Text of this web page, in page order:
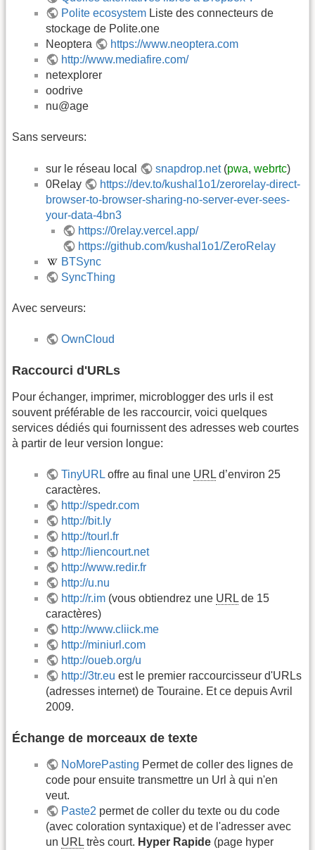
Polite ecosystem Liste des connecteurs de
stockage de Polite.one
Neoptera
https://www.neoptera.com
http://www.mediafire.com/
netexplorer
oodrive
nu@age
Sans serveurs:
sur le réseau local snapdrop.net(pwa,webrtc)
0Relay
https://dev.to/kushal1o1/zerorelay-direct-
browser-to-browser-sharing-no-server-ever-sees-
your-data-4bn3
https://0relay.vercel.app/
https://github.com/kushal1o1/ZeroRelay
BTSync
SyncThing
Avec serveurs:
OwnCloud
Raccourci d'URLs
Pour échanger, imprimer, microblogger des urls il est
souvent préférable de les raccourcir, voici quelques
services dédiés qui fournissent des adresses web courtes
à partir de leur version longue:
TinyURL offre au final une URL d’environ 25
caractères.
http://spedr.com
http://bit.ly
http://tourl.fr
http://liencourt.net
http://www.redir.fr
http://u.nu
http://r.im (vous obtiendrez une URL de 15
caractères)
http://www.cliick.me
http://miniurl.com
http://oueb.org/u
http://3tr.eu est le premier raccourcisseur d'URLs
(adresses internet) de Touraine. Et ce depuis Avril
2009.
Échange de morceaux de texte
NoMorePasting Permet de coller des lignes de
code pour ensuite transmettre un Url à qui n'en
veut.
Paste2 permet de coller du texte ou du code
(avec coloration syntaxique) et de l'adresser avec
un URL très court. Hyper Rapide (page hyper